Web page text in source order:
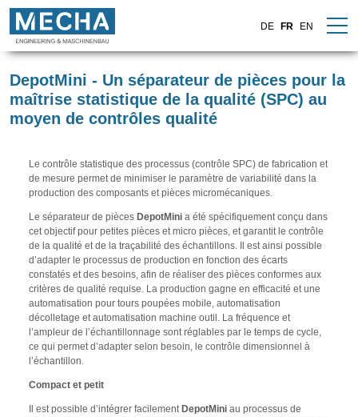
DE FR EN
DepotMini - Un séparateur de pièces pour la
maîtrise statistique de la qualité (SPC) au
moyen de contrôles qualité
Le contrôle statistique des processus (contrôle SPC) de fabrication et
de mesure permet de minimiser le paramètre de variabilité dans la
production des composants et pièces micromécaniques.
Le séparateur de pièces DepotMini a été spécifiquement conçu dans
cet objectif pour petites pièces et micro pièces, et garantit le contrôle
de la qualité et de la traçabilité des échantillons. Il est ainsi possible
d’adapter le processus de production en fonction des écarts
constatés et des besoins, afin de réaliser des pièces conformes aux
critères de qualité requise. La production gagne en efficacité et une
automatisation pour tours poupées mobile, automatisation
décolletage et automatisation machine outil. La fréquence et
l’ampleur de l’échantillonnage sont réglables par le temps de cycle,
ce qui permet d’adapter selon besoin, le contrôle dimensionnel à
l’échantillon.
Compact et petit
Il est possible d’intégrer facilement DepotMini au processus de